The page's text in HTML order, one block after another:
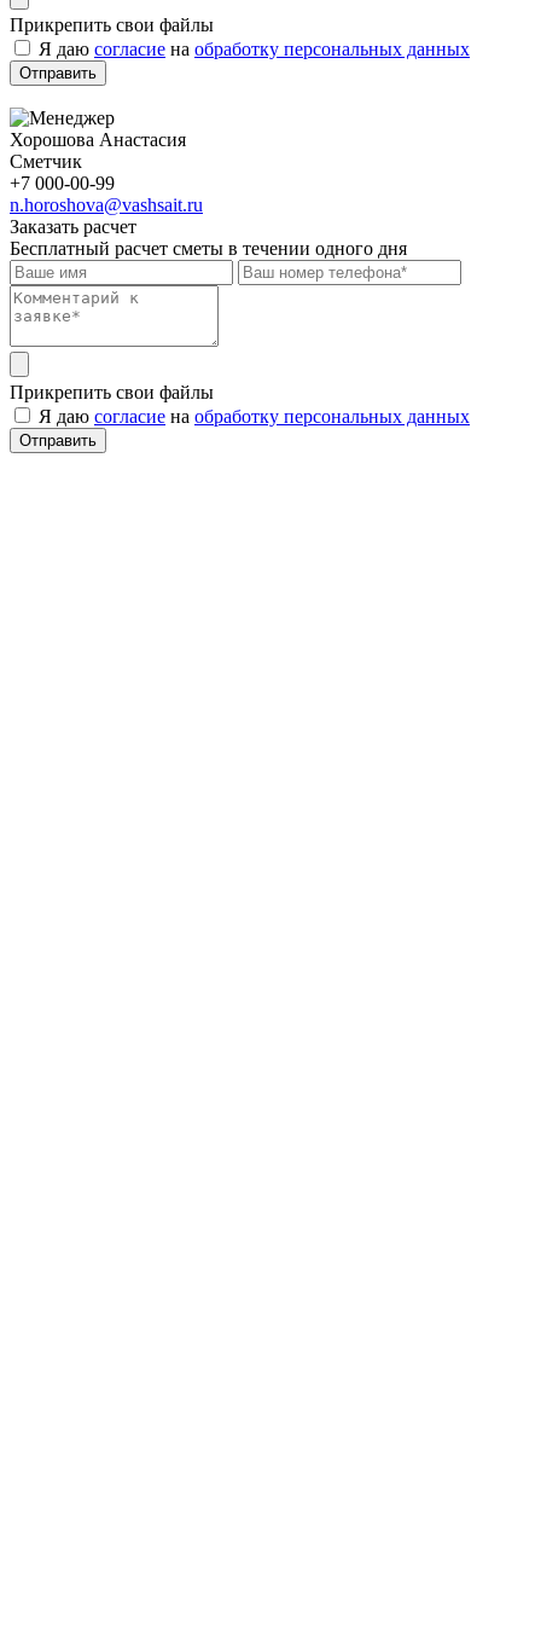
Прикрепить свои файлы
Я даю согласие на обработку персональных данных
Отправить
Хорошова Анастасия
Сметчик
+7 000-00-99
n.horoshova@vashsait.ru
Заказать расчет
Бесплатный расчет сметы в течении одного дня
Прикрепить свои файлы
Я даю согласие на обработку персональных данных
Отправить